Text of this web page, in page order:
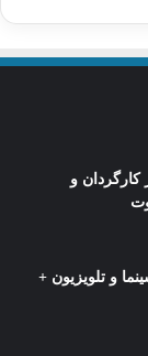
و
و تلویزیون +